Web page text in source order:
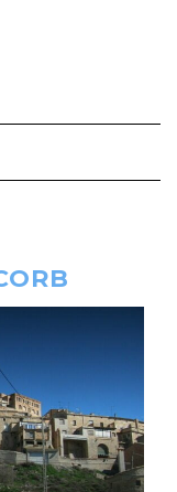
de navegación